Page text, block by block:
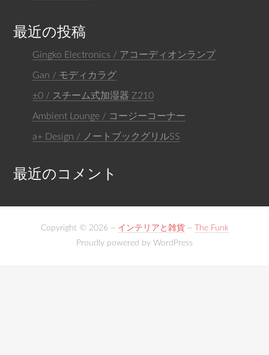
最近の投稿
Gingko Electronics / アコーディオンランプ
Gan / モディカラグ
±0 / スチーム式加湿器 Z210
Ambient Lounge / コージーコーナー
a+ Design / ノートブックグリルSS
最近のコメント
Copyright © 2026 ~ インテリアと雑貨~
The Funk
Proudly powered by WordPress